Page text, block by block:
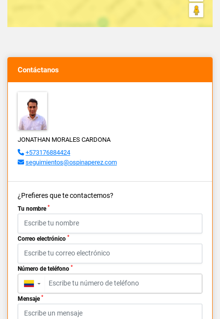
Contáctanos
JONATHAN MORALES CARDONA
+573176884424
seguimientos@ospinaperez.com
¿Prefieres que te contactemos?
Tu nombre *
Correo electrónico *
Número de teléfono *
▼
Mensaje *